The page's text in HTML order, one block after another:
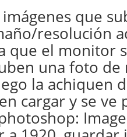
que
resolución
que el monitor
una foto
la achiquen
cargar y se ve